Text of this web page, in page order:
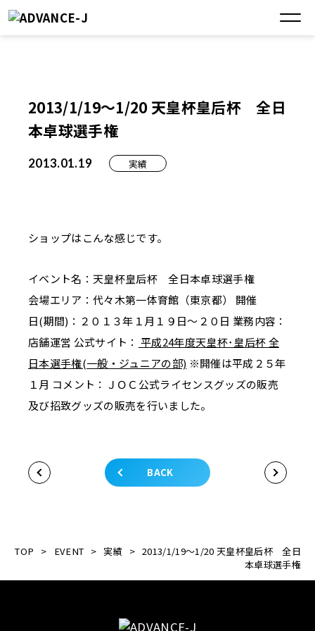
2013/1/19～1/20 天皇杯皇后杯 全日
本卓球選手権
2013.01.19 実績
ショップはこんな感じです。
イベント名：天皇杯皇后杯 全日本卓球選手権
会場エリア：代々木第一体育館（東京都） 開催
日(期間)：２０１３年１月１９日～２０日 業務内容：
店舗運営 公式サイト： 平成24年度天皇杯･皇后杯 全
日本選手権(一般・ジュニアの部) ※開催は平成２５年
１月 コメント：ＪＯＣ公式ライセンスグッズの販売
及び招致グッズの販売を行いました。
BACK
TOP > EVENT > 実績 > 2013/1/19～1/20 天皇杯皇后杯 全日
本卓球選手権